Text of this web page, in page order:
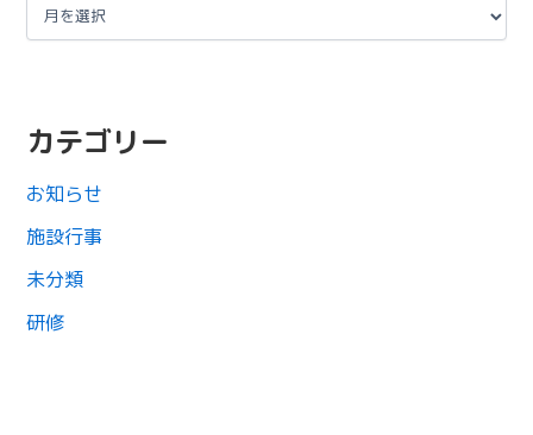
カテゴリー
お知らせ
施設行事
未分類
研修